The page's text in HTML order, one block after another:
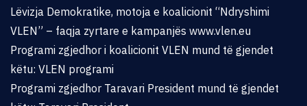
Lëvizja Demokratike, motoja e koalicionit “Ndryshimi
VLEN” – faqja zyrtare e kampanjës www.vlen.eu
Programi zgjedhor i koalicionit VLEN mund të gjendet
këtu: VLEN programi
Programi zgjedhor Taravari President mund të gjendet